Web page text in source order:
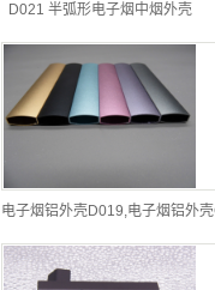
D021 半弧形电子烟中烟外壳
电子烟铝外壳D019,电子烟铝外